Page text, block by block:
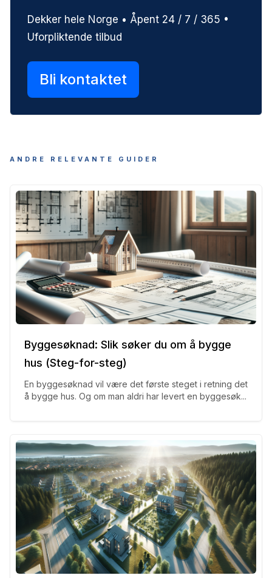
Dekker hele Norge • Åpent 24 / 7 / 365 •
Uforpliktende tilbud
Bli kontaktet
ANDRE RELEVANTE GUIDER
Byggesøknad: Slik søker du om å bygge
hus (Steg-for-steg)
En byggesøknad vil være det første steget i retning det
å bygge hus. Og om man aldri har levert en byggesøk...